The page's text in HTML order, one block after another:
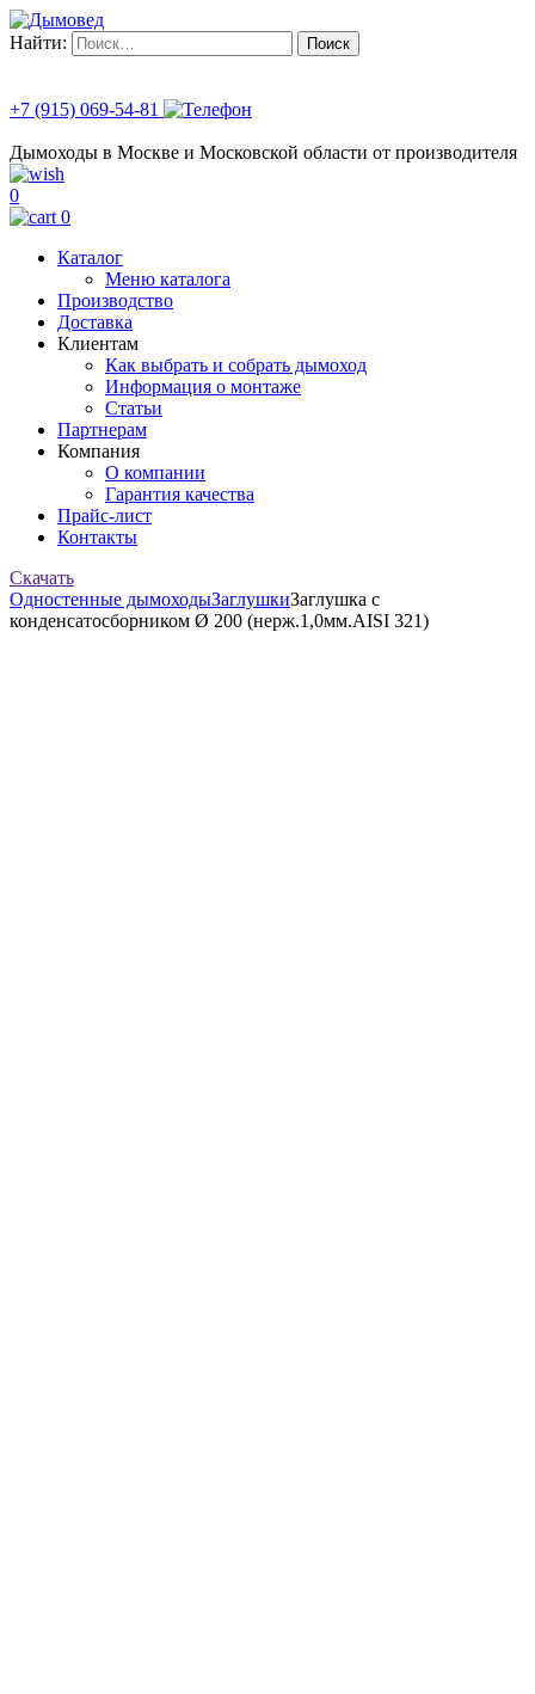
Найти:
+7 (915) 069-54-81
Дымоходы в Москве и Московской области от производителя
0
0
Каталог
Меню каталога
Производство
Доставка
Клиентам
Как выбрать и собрать дымоход
Информация о монтаже
Статьи
Партнерам
Компания
О компании
Гарантия качества
Прайс-лист
Контакты
Скачать
Одностенные дымоходыЗаглушкиЗаглушка с
конденсатосборником Ø 200 (нерж.1,0мм.AISI 321)